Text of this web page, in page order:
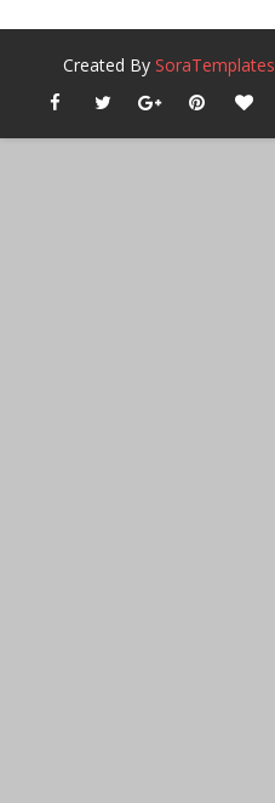
Created BySoraTemplates